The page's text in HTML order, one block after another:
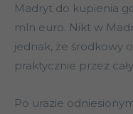
Madryt do kupienia
mln euro. Nikt w
jednak, że środkowy
praktycznie przez
Po urazie